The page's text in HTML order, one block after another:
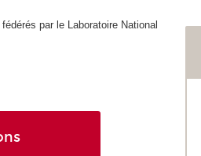
par le Laboratoire National